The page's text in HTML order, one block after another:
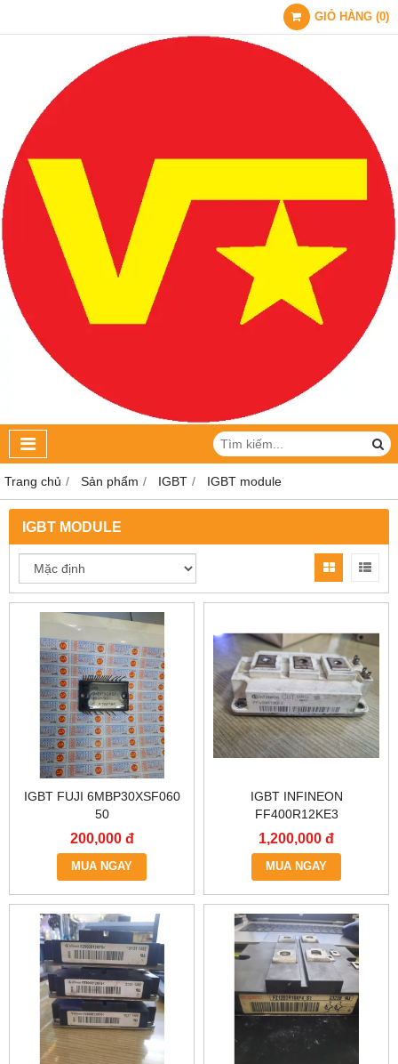
GIỎ HÀNG (0)
Trang chủ Sản phẩm IGBT IGBT module
IGBT MODULE
IGBT FUJI 6MBP30XSF060
50
200,000 đ
MUA NGAY
IGBT INFINEON
FF400R12KE3
1,200,000 đ
MUA NGAY